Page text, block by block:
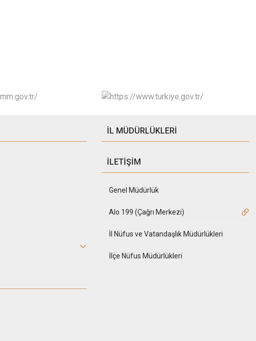
İL MÜDÜRLÜKLERİ
İLETİŞİM
Genel Müdürlük
Alo 199 (Çağrı Merkezi)
İl Nüfus ve Vatandaşlık Müdürlükleri
İlçe Nüfus Müdürlükleri